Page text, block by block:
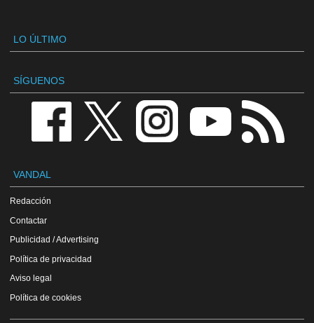
LO ÚLTIMO
SÍGUENOS
VANDAL
Redacción
Contactar
Publicidad / Advertising
Política de privacidad
Aviso legal
Política de cookies